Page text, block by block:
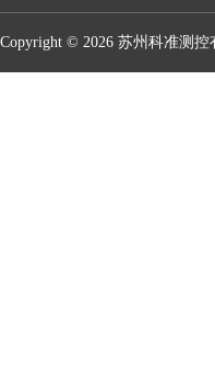
Copyright © 2026 苏州科准测控